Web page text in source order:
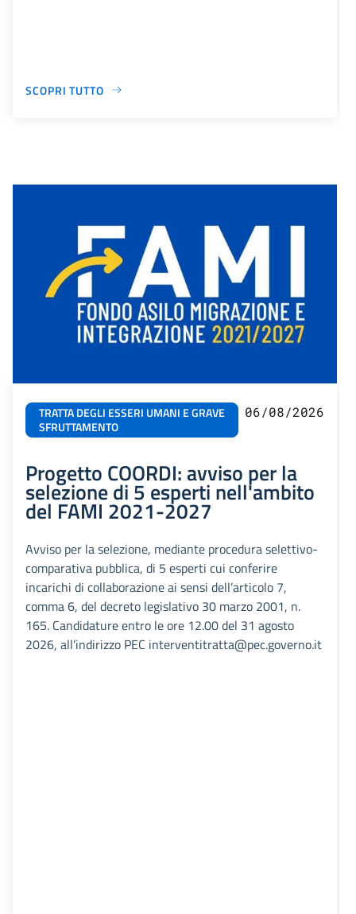
SCOPRI TUTTO
TRATTA DEGLI ESSERI UMANI E GRAVE
SFRUTTAMENTO
06/08/2026
Progetto COORDI: avviso per la
selezione di 5 esperti nell'ambito
del FAMI 2021-2027
Avviso per la selezione, mediante procedura selettivo-
comparativa pubblica, di 5 esperti cui conferire
incarichi di collaborazione ai sensi dell’articolo 7,
comma 6, del decreto legislativo 30 marzo 2001, n.
165. Candidature entro le ore 12.00 del 31 agosto
2026, all’indirizzo PEC interventitratta@pec.governo.it